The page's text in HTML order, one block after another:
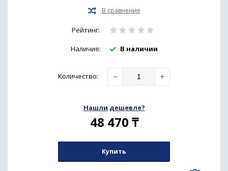
Рейтинг:
Наличие: В наличии
Количество: − +
Нашли дешевле?
48 470 ₸
Купить